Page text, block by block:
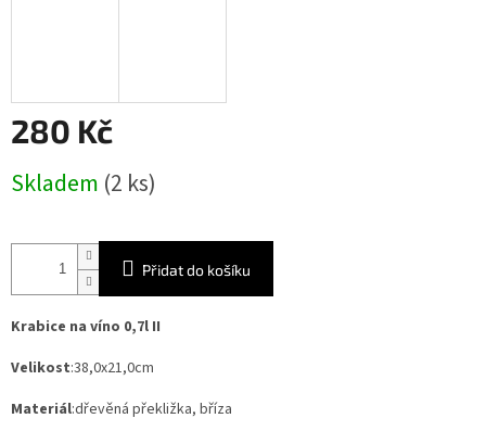
280 Kč
cena:
Skladem (2 ks)
Přidat do košíku
Krabice na víno 0,7l II
Velikost:38,0x21,0cm
Materiál:dřevěná překližka, bříza